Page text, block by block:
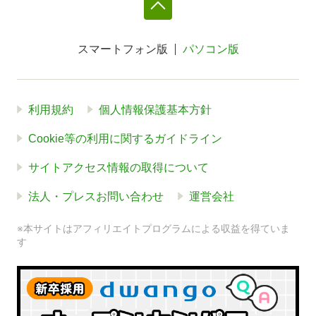
スマートフォン版 パソコン版
利用規約 個人情報保護基本方針
Cookie等の利用に関するガイドライン
サイトアクセス情報の取得について
法人・プレスお問い合わせ 運営会社
※本サイトはアフィリエイトプログラムによる収益を得ていま
す